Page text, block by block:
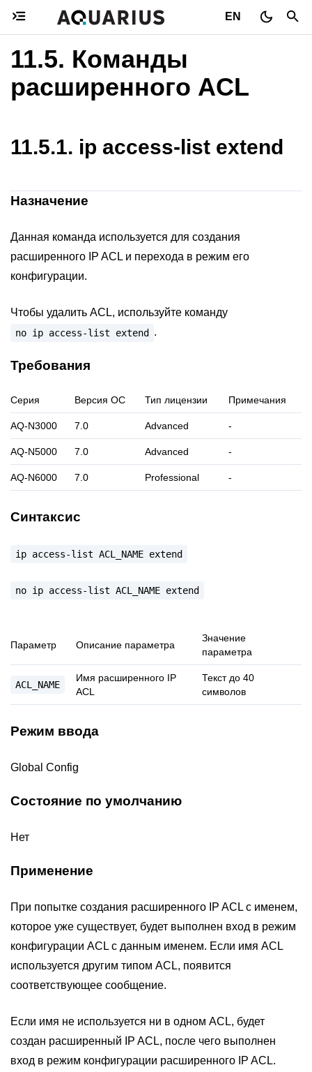
EN
11.5. Команды
расширенного ACL
11.5.1. ip access-list extend
Назначение
Данная команда используется для создания
расширенного IP ACL и перехода в режим его
конфигурации.
Чтобы удалить ACL, используйте команду
no ip access-list extend .
Требования
Серия Версия ОС Тип лицензии Примечания
AQ-N3000 7.0 Advanced -
AQ-N5000 7.0 Advanced -
AQ-N6000 7.0 Professional -
Синтаксис
ip access-list ACL_NAME extend
no ip access-list ACL_NAME extend
Параметр Описание параметра
Значение
параметра
ACL_NAME
Имя расширенного IP
ACL
Текст до 40
символов
Режим ввода
Global Config
Состояние по умолчанию
Нет
Применение
При попытке создания расширенного IP ACL с именем,
которое уже существует, будет выполнен вход в режим
конфигурации ACL с данным именем. Если имя ACL
используется другим типом ACL, появится
соответствующее сообщение.
Если имя не используется ни в одном ACL, будет
создан расширенный IP ACL, после чего выполнен
вход в режим конфигурации расширенного IP ACL.